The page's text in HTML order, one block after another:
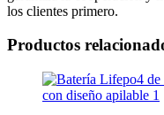
los clientes primero.
Productos